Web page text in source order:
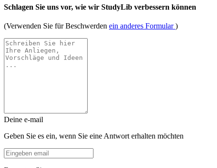
Schlagen Sie uns vor, wie wir StudyLib verbessern können
(Verwenden Sie für Beschwerden ein anderes Formular)
Deine e-mail
Geben Sie es ein, wenn Sie eine Antwort erhalten möchten